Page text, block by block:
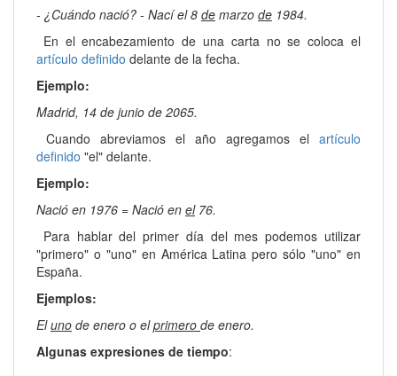
- ¿Cuándo nació? - Nací el 8 de marzo de 1984.
En el encabezamiento de una carta no se coloca el
artículo definido delante de la fecha.
Ejemplo:
Madrid, 14 de junio de 2065.
Cuando abreviamos el año agregamos el artículo
definido "el" delante.
Ejemplo:
Nació en 1976 = Nació en el76.
Para hablar del primer día del mes podemos utilizar
"primero" o "uno" en América Latina pero sólo "uno" en
España.
Ejemplos:
Eluno de enero o elprimero de enero.
Algunas expresiones de tiempo: